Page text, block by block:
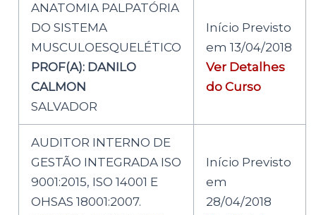
ANATOMIA PALPATÓRIA
DO SISTEMA
MUSCULOESQUELÉTICO
PROF(A): DANILO
CALMON
SALVADOR
Início Previsto
em 13/04/2018
Ver Detalhes
do Curso
AUDITOR INTERNO DE
GESTÃO INTEGRADA ISO
9001:2015, ISO 14001 E
OHSAS 18001:2007.
Início Previsto
em
28/04/2018